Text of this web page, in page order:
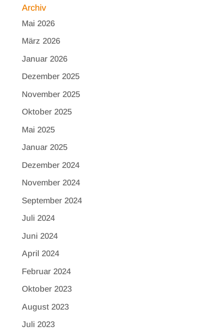
Archiv
Mai 2026
März 2026
Januar 2026
Dezember 2025
November 2025
Oktober 2025
Mai 2025
Januar 2025
Dezember 2024
November 2024
September 2024
Juli 2024
Juni 2024
April 2024
Februar 2024
Oktober 2023
August 2023
Juli 2023